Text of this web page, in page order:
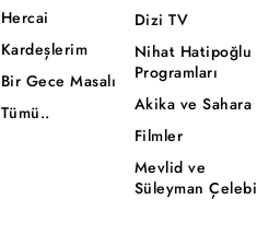
Hercai
Kardeşlerim
Bir Gece Masalı
Tümü..
Dizi TV
Nihat Hatipoğlu
Programları
Akika ve Sahara
Filmler
Mevlid ve
Süleyman Çelebi